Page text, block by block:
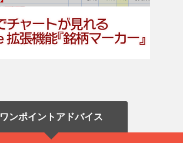
ワンポイントアドバイス